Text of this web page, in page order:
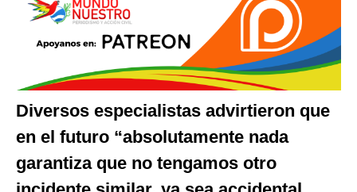
Diversos especialistas advirtieron que
en el futuro “absolutamente nada
garantiza que no tengamos otro